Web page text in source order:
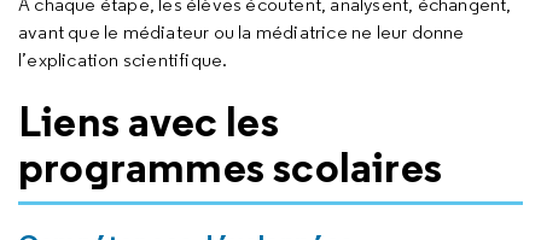
avant que le médiateur ou la médiatrice ne leur donne
l’explication scientifique.
Liens avec les
programmes scolaires